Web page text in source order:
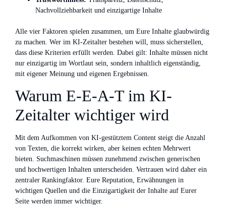
Nachvollziehbarkeit und einzigartige Inhalte
Alle vier Faktoren spielen zusammen, um Eure Inhalte glaubwürdig
zu machen. Wer im KI-Zeitalter bestehen will, muss sicherstellen,
dass diese Kriterien erfüllt werden. Dabei gilt: Inhalte müssen nicht
nur einzigartig im Wortlaut sein, sondern inhaltlich eigenständig,
mit eigener Meinung und eigenen Ergebnissen.
Warum E‑E‑A‑T im KI-
Zeitalter wichtiger wird
Mit dem Aufkommen von KI-gestütztem Content steigt die Anzahl
von Texten, die korrekt wirken, aber keinen echten Mehrwert
bieten. Suchmaschinen müssen zunehmend zwischen generischen
und hochwertigen Inhalten unterscheiden. Vertrauen wird daher ein
zentraler Rankingfaktor. Eure Reputation, Erwähnungen in
wichtigen Quellen und die Einzigartigkeit der Inhalte auf Eurer
Seite werden immer wichtiger.